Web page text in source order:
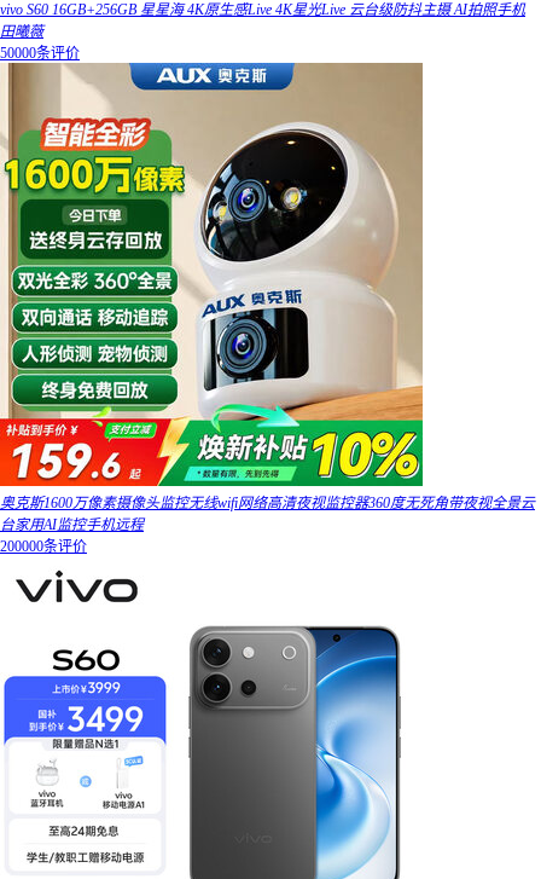
vivo S60 16GB+256GB 星星海 4K原生感Live 4K星光Live 云台级防抖主摄 AI拍照手机
田曦薇
50000条评价
奥克斯1600万像素摄像头监控无线wifi网络高清夜视监控器360度无死角带夜视全景云
台家用AI监控手机远程
200000条评价